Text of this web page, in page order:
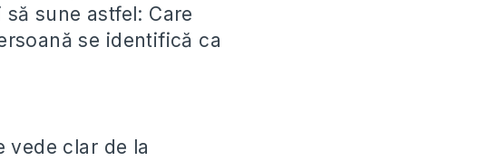
sune astfel: Care
se identifică ca
vede clar de la